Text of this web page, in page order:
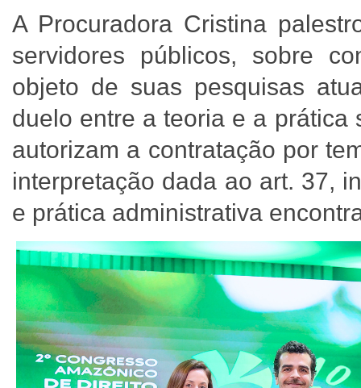
A Procuradora Cristina
servidores públicos, sobre
objeto de suas pesquisas
duelo entre a teoria e a prática
autorizam a contratação por
interpretação dada ao art. 37,
e prática administrativa